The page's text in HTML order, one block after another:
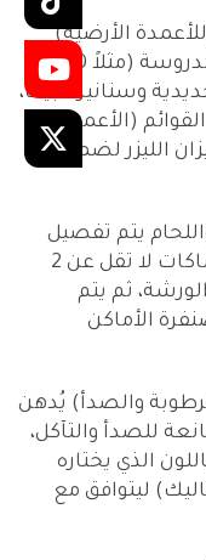
(للأعمدة الأرضية)
تتضمن حفر الأرض بأبعاد هندسية مدروسة (مثلاً 50×50
حديدية وسنانير تثبيت،
(الأعمدة)
الليزر لضمان
واللحام يتم تفصيل
الإطارات، المواسير، والتيوبات (بسماكات لا تقل عن 2
الورشة، ثم يتم
الأماكن
الرطوبة والصدأ) يُدهن
للصدأ والتآكل،
الذي يختاره
ليتوافق مع